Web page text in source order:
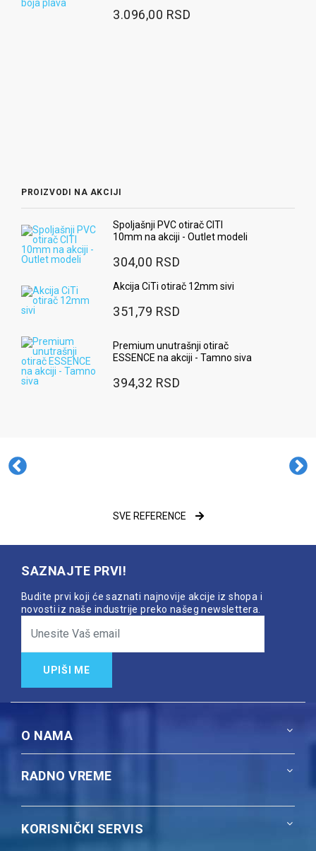
3.096,00 RSD
PROIZVODI NA AKCIJI
Spoljašnji PVC otirač CITI
10mm na akciji - Outlet modeli
304,00 RSD
Akcija CiTi otirač 12mm sivi
351,79 RSD
Premium unutrašnji otirač
ESSENCE na akciji - Tamno siva
394,32 RSD
SVE REFERENCE
SAZNAJTE PRVI!
Budite prvi koji će saznati najnovije akcije iz shopa i
novosti iz naše industrije preko našeg newslettera.
UPIŠI ME
O NAMA
RADNO VREME
KORISNIČKI SERVIS